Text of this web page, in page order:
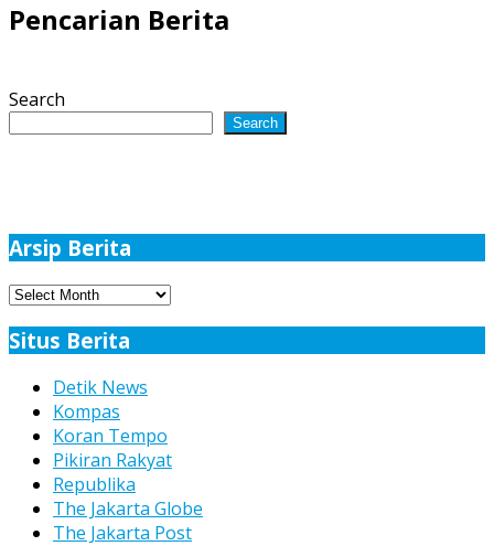
Pencarian Berita
Search
Search
Arsip Berita
Arsip
Situs Berita
Detik News
Kompas
Koran Tempo
Pikiran Rakyat
Republika
The Jakarta Globe
The Jakarta Post